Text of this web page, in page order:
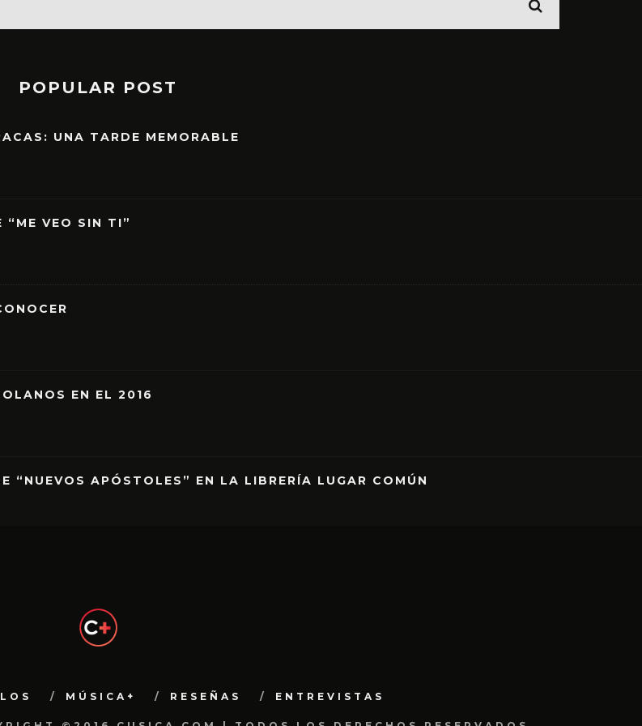
POPULAR POST
UNA TARDE MEMORABLE
“ME VEO SIN TI”
EN EL 2016
“NUEVOS APÓSTOLES” EN LA LIBRERÍA LUGAR COMÚN
MÚSICA+ RESEÑAS ENTREVISTAS